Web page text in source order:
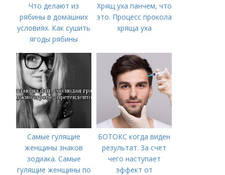
Что делают из
рябины в домашних
условиях. Как сушить
ягоды рябины
Хрящ уха панчем, что
это. Процесс прокола
хряща уха
Самые гулящие
женщины знаков
зодиака. Самые
гулящие женщины по
БОТОКС когда виден
результат. За счет
чего наступает
эффект от